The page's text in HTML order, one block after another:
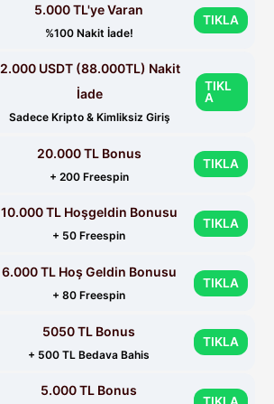
5.000 TL'ye Varan
%100 Nakit İade!
TIKLA
2.000 USDT (88.000TL) Nakit
İade
Sadece Kripto & Kimliksiz Giriş
TIKL
A
20.000 TL Bonus
+ 200 Freespin
TIKLA
10.000 TL Hoşgeldin Bonusu
+ 50 Freespin
TIKLA
6.000 TL Hoş Geldin Bonusu
+ 80 Freespin
TIKLA
5050 TL Bonus
+ 500 TL Bedava Bahis
TIKLA
5.000 TL Bonus